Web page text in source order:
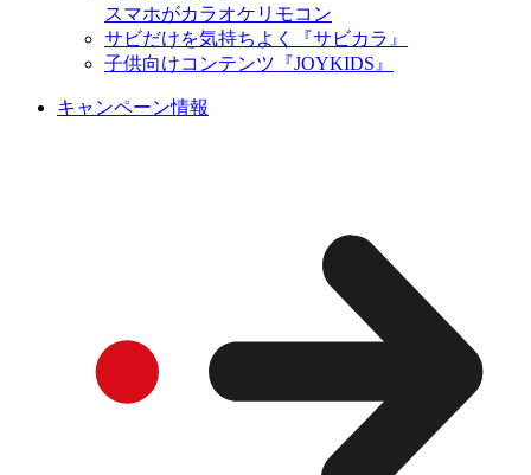
スマホがカラオケリモコン
サビだけを気持ちよく『サビカラ』
子供向けコンテンツ『JOYKIDS』
キャンペーン情報